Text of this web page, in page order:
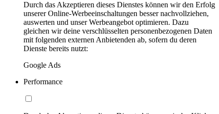
Durch das Akzeptieren dieses Dienstes können wir den Erfolg
unserer Online-Werbeeinschaltungen besser nachvollziehen,
auswerten und unser Werbeangebot optimieren. Dazu
gleichen wir deine verschlüsselten personenbezogenen Daten
mit folgenden externen Anbietenden ab, sofern du deren
Dienste bereits nutzt:
Google Ads
Performance